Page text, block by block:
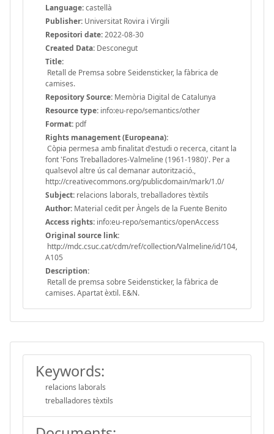
Language:castellà
Publisher: Universitat Rovira i Virgili
Repositori date:2022-08-30
Created Data: Desconegut
Title:
Retall de Premsa sobre Seidensticker, la fàbrica de
camises.
Repository Source: Memòria Digital de Catalunya
Resource type: info:eu-repo/semantics/other
Format: pdf
Rights management (Europeana):
Còpia permesa amb finalitat d'estudi o recerca, citant la
font 'Fons Treballadores-Valmeline (1961-1980)'. Per a
qualsevol altre ús cal demanar autorització.,
http://creativecommons.org/publicdomain/mark/1.0/
Subject: relacions laborals, treballadores tèxtils
Author: Material cedit per Àngels de la Fuente Benito
Access rights: info:eu-repo/semantics/openAccess
Original source link:
http://mdc.csuc.cat/cdm/ref/collection/Valmeline/id/104,
A105
Description:
Retall de premsa sobre Seidensticker, la fàbrica de
camises. Apartat èxtil. E&N.
Keywords:
relacions laborals
treballadores tèxtils